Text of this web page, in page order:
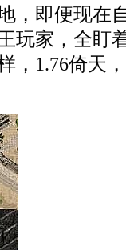
，即便现在
玩家，全盯
，1.76倚天